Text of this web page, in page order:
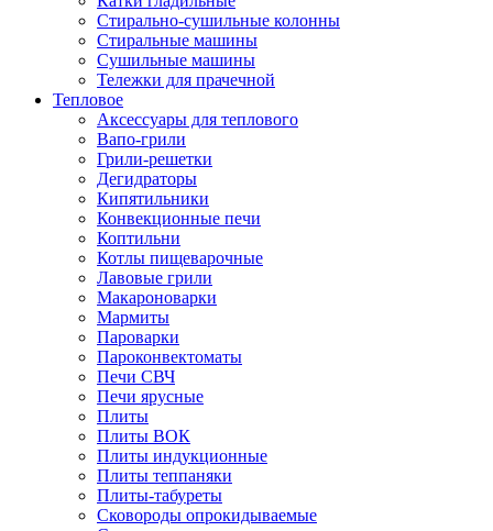
Стирально-сушильные колонны
Стиральные машины
Сушильные машины
Тележки для прачечной
Тепловое
Аксессуары для теплового
Вапо-грили
Грили-решетки
Дегидраторы
Кипятильники
Конвекционные печи
Коптильни
Котлы пищеварочные
Лавовые грили
Макароноварки
Мармиты
Пароварки
Пароконвектоматы
Печи СВЧ
Печи ярусные
Плиты
Плиты ВОК
Плиты индукционные
Плиты теппаняки
Плиты-табуреты
Сковороды опрокидываемые